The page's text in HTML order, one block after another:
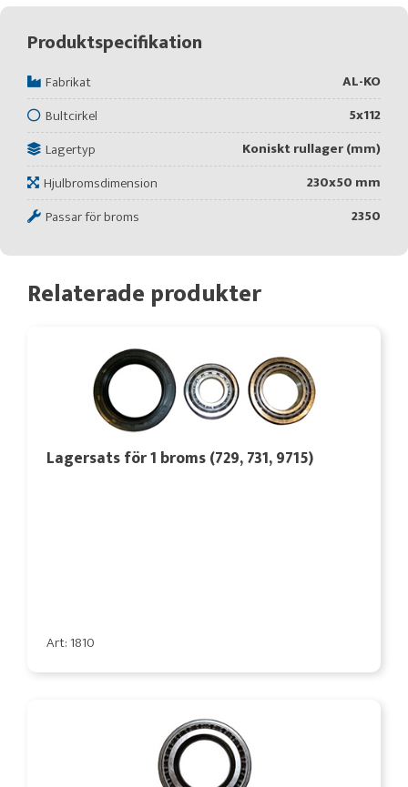
Produktspecifikation
Fabrikat
AL-KO
Bultcirkel
5x112
Lagertyp
Koniskt rullager (mm)
Hjulbromsdimension
230x50 mm
Passar för broms
2350
Relaterade produkter
Lagersats för 1 broms (729, 731, 9715)
Art: 1810